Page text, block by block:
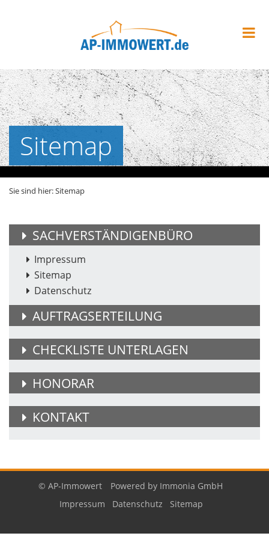
Sitemap
Sie sind hier:Sitemap
SACHVERSTÄNDIGENBÜRO
Impressum
Sitemap
Datenschutz
AUFTRAGSERTEILUNG
CHECKLISTE UNTERLAGEN
HONORAR
KONTAKT
© AP-Immowert
Powered by Immonia GmbH
Impressum
Datenschutz Sitemap